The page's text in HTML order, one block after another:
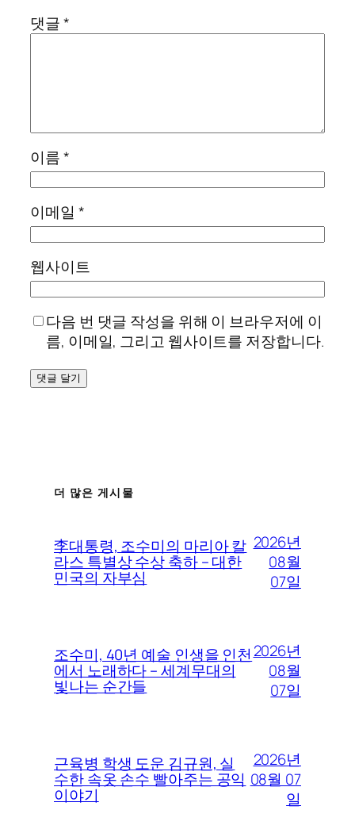
댓글*
이름*
이메일 *
웹사이트
다음 번 댓글 작성을 위해 이 브라우저에 이
름, 이메일, 그리고 웹사이트를 저장합니다.
더 많은 게시물
李대통령, 조수미의 마리아 칼
라스 특별상 수상 축하 – 대한
민국의 자부심
2026년
08월
07일
조수미, 40년 예술 인생을 인천
에서 노래하다 – 세계무대의
빛나는 순간들
2026년
08월
07일
근육병 학생 도운 김규원, 실
수한 속옷 손수 빨아주는 공익
이야기
2026년
08월 07
일